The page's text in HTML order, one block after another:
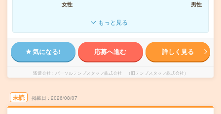
女性
男性
もっと見る
気になる! 応募へ進む 詳しく見る
派遣会社 パーソルテンプスタッフ株式会社 （旧テンプスタッフ株式会社）
未読 掲載日 2026/08/07